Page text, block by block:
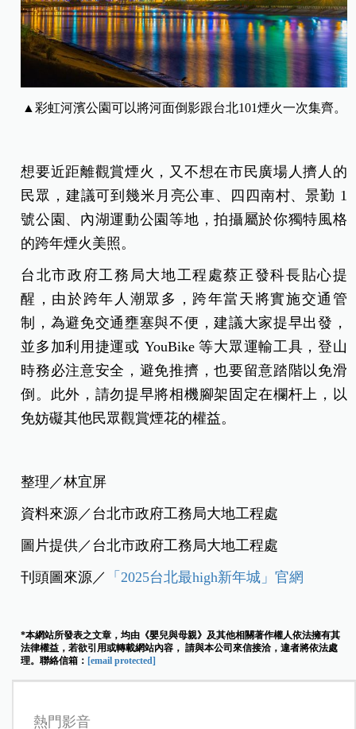
▲彩虹河濱公園可以將河面倒影跟台北101煙火一次集齊。
想要近距離觀賞煙火，又不想在市民廣場人擠人的
民眾，建議可到幾米月亮公車、四四南村、景勤 1
號公園、內湖運動公園等地，拍攝屬於你獨特風格
的跨年煙火美照。
台北市政府工務局大地工程處蔡正發科長貼心提
醒，由於跨年人潮眾多，跨年當天將實施交通管
制，為避免交通壅塞與不便，建議大家提早出發，
並多加利用捷運或 YouBike 等大眾運輸工具，登山
時務必注意安全，避免推擠，也要留意踏階以免滑
倒。此外，請勿提早將相機腳架固定在欄杆上，以
免妨礙其他民眾觀賞煙花的權益。
整理／林宜屏
資料來源／台北市政府工務局大地工程處
圖片提供／台北市政府工務局大地工程處
刊頭圖來源／
「2025台北最high新年城」官網
*本網站所發表之文章，均由《嬰兒與母親》及其他相關著作權人依法擁有其
法律權益，若欲引用或轉載網站內容， 請與本公司來信接洽，違者將依法處
理。聯絡信箱： [email protected]
熱門影音